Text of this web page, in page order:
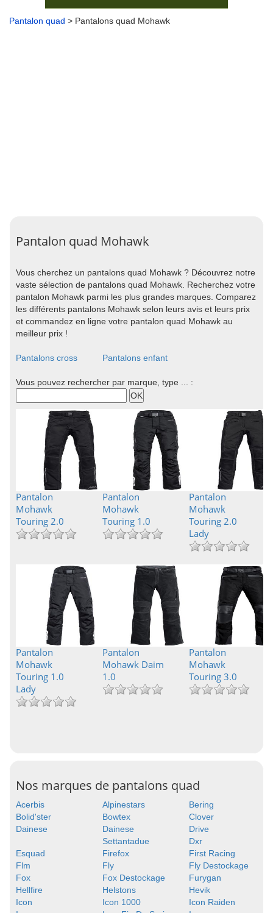
Pantalon quad > Pantalons quad Mohawk
Pantalon quad Mohawk
Vous cherchez un pantalons quad Mohawk ? Découvrez notre
vaste sélection de pantalons quad Mohawk. Recherchez votre
pantalon Mohawk parmi les plus grandes marques. Comparez
les différents pantalons Mohawk selon leurs avis et leurs prix
et commandez en ligne votre pantalon quad Mohawk au
meilleur prix !
Pantalons cross Pantalons enfant
Vous pouvez rechercher par marque, type ... :
Pantalon
Mohawk
Touring 2.0
Pantalon
Mohawk
Touring 1.0
Pantalon
Mohawk
Touring 2.0
Lady
Pantalon
Mohawk
Touring 1.0
Lady
Pantalon
Mohawk Daim
1.0
Pantalon
Mohawk
Touring 3.0
Nos marques de pantalons quad
Acerbis Alpinestars
Bering
Bolid'ster
Bowtex
Clover
Dainese
Dainese
Settantadue
Drive
Dxr
Esquad
Firefox
First Racing
Flm
Fly
Fly Destockage
Fox
Fox Destockage
Furygan
Hellfire
Helstons
Hevik
Icon
Icon 1000
Icon Raiden